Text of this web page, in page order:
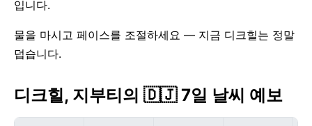
입니다.
물을 마시고 페이스를 조절하세요 — 지금 디크힐는 정말
덥습니다.
디크힐, 지부티의 🇩🇯 7일 날씨 예보